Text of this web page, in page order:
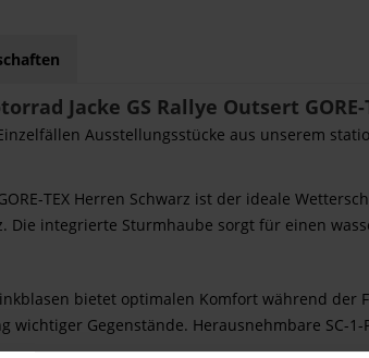
Jacke GS Rallye Outsert GORE-
Ausstellungsstücke aus unserem
TEX Herren Schwarz ist der ideale
Die integrierte Sturmhaube sorgt für einen
bietet optimalen Komfort während
Gegenstände. Herausnehmbare SC-